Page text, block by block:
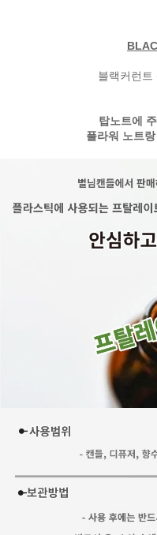
블랙커런트
탑노트에
플라워 노트